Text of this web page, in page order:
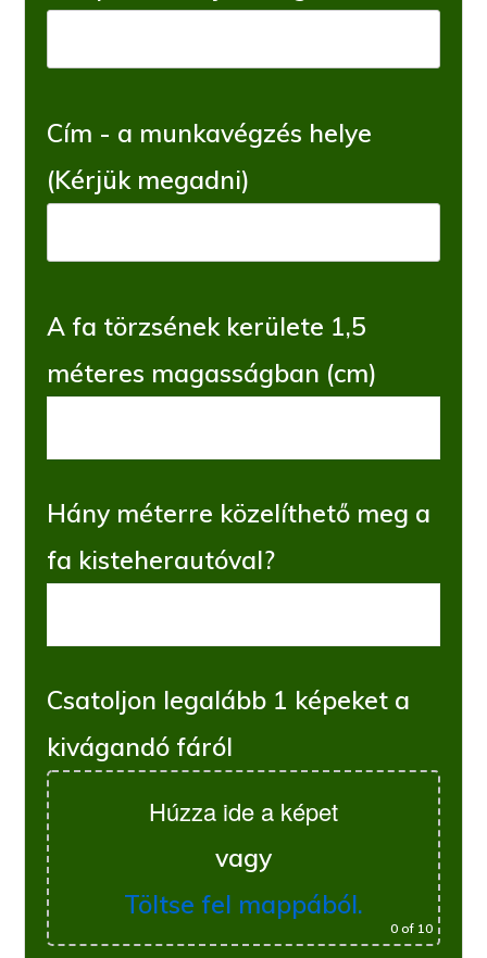
Cím - a munkavégzés helye
(Kérjük megadni)
A fa törzsének kerülete 1,5
méteres magasságban (cm)
Hány méterre közelíthető meg a
fa kisteherautóval?
Csatoljon legalább 1 képeket a
kivágandó fáról
Húzza ide a képet
vagy
Töltse fel mappából.
0of 10